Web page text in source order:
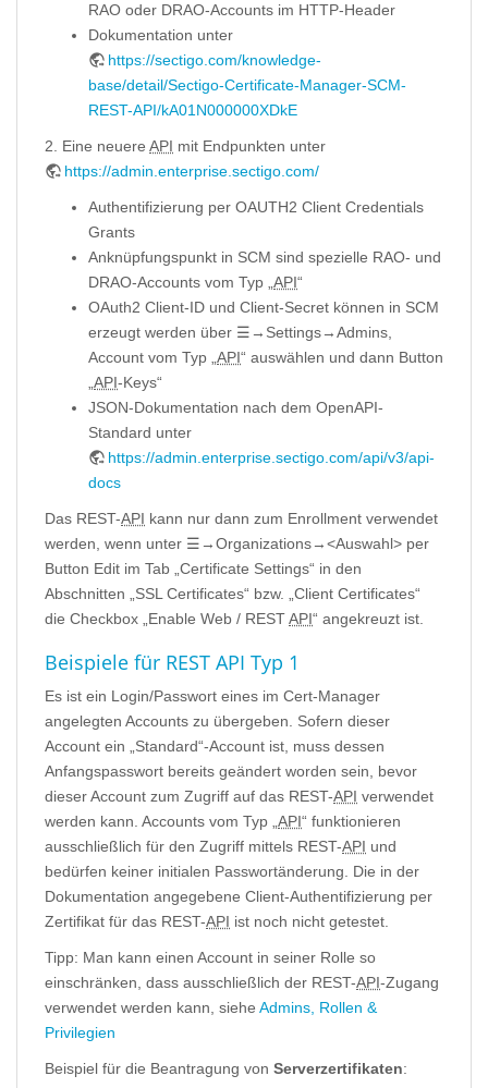
RAO oder DRAO-Accounts im HTTP-Header
Dokumentation unter
https://sectigo.com/knowledge-
base/detail/Sectigo-Certificate-Manager-SCM-
REST-API/kA01N000000XDkE
2. Eine neuere API mit Endpunkten unter
https://admin.enterprise.sectigo.com/
Authentifizierung per OAUTH2 Client Credentials
Grants
Anknüpfungspunkt in SCM sind spezielle RAO- und
DRAO-Accounts vom Typ „ API“
OAuth2 Client-ID und Client-Secret können in SCM
erzeugt werden über ☰→Settings→Admins,
Account vom Typ „ API“ auswählen und dann Button
API-Keys“
JSON-Dokumentation nach dem OpenAPI-
Standard unter
https://admin.enterprise.sectigo.com/api/v3/api-
docs
Das REST-API kann nur dann zum Enrollment verwendet
werden, wenn unter ☰→Organizations→<Auswahl> per
Button Edit im Tab „Certificate Settings“ in den
Abschnitten „SSL Certificates“ bzw. „Client Certificates“
die Checkbox „Enable Web / RESTAPI“ angekreuzt ist.
Beispiele für REST API Typ 1
Es ist ein Login/Passwort eines im Cert-Manager
angelegten Accounts zu übergeben. Sofern dieser
Account ein „Standard“-Account ist, muss dessen
Anfangspasswort bereits geändert worden sein, bevor
dieser Account zum Zugriff auf das REST-API verwendet
werden kann. Accounts vom Typ „ API“ funktionieren
ausschließlich für den Zugriff mittels REST-API und
bedürfen keiner initialen Passwortänderung. Die in der
Dokumentation angegebene Client-Authentifizierung per
Zertifikat für das REST-API ist noch nicht getestet.
Tipp: Man kann einen Account in seiner Rolle so
einschränken, dass ausschließlich der REST-API-Zugang
verwendet werden kann, siehe Admins, Rollen &
Privilegien
Beispiel für die Beantragung von Serverzertifikaten: